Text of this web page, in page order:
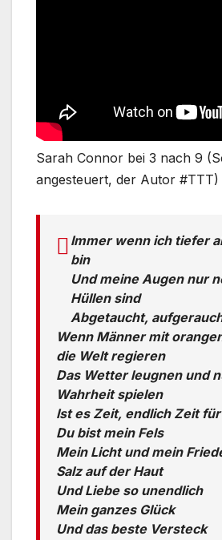
Sarah Connor bei 3 nach 9
angesteuert, der Autor #TTT)
Immer wenn ich tiefer
bin
Und meine Augen nur
Hüllen sind
Abgetaucht,
Wenn Männer mit
die Welt regieren
Das Wetter leugnen und
Wahrheit spielen
Ist es Zeit, endlich Zeit
Du bist mein Fels
Mein Licht und mein
Salz auf der Haut
Und Liebe so unendlich
Mein ganzes Glück
Und das beste Versteck